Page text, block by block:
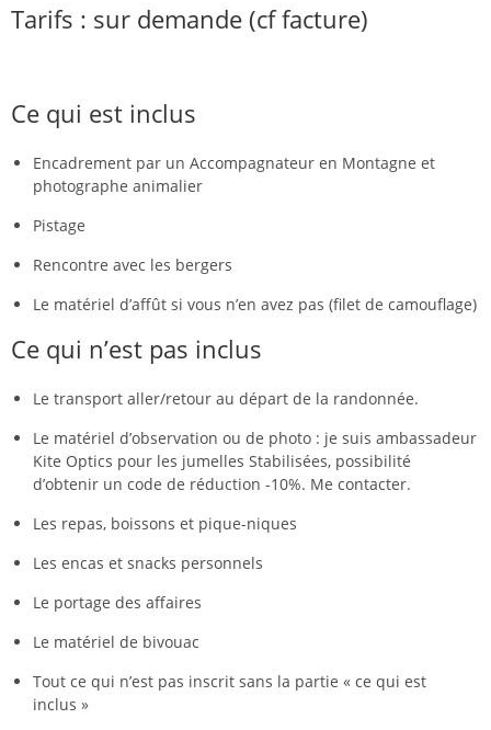
Tarifs : sur demande (cf facture)
Ce qui est inclus
Encadrement par un Accompagnateur en Montagne et
photographe animalier
Pistage
Rencontre avec les bergers
Le matériel d’affût si vous n’en avez pas (filet de camouflage)
Ce qui n’est pas inclus
Le transport aller/retour au départ de la randonnée.
Le matériel d’observation ou de photo : je suis ambassadeur
Kite Optics pour les jumelles Stabilisées, possibilité
d’obtenir un code de réduction -10%. Me contacter.
Les repas, boissons et pique-niques
Les encas et snacks personnels
Le portage des affaires
Le matériel de bivouac
Tout ce qui n’est pas inscrit sans la partie « ce qui est
inclus »